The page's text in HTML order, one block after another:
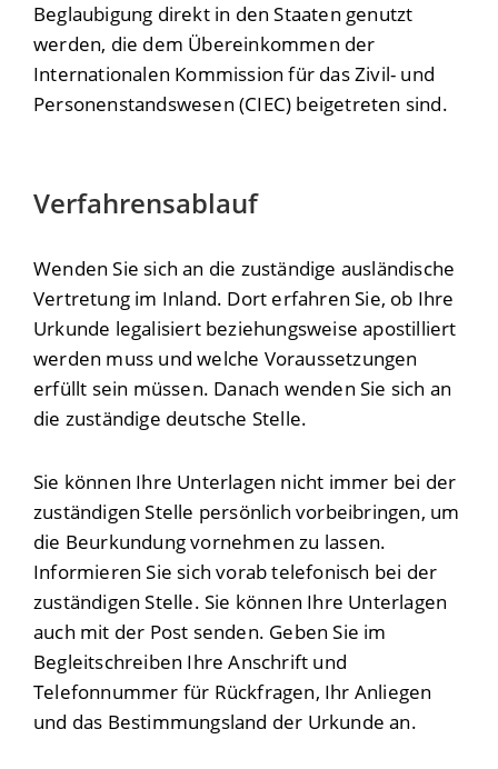
Beglaubigung direkt in den Staaten genutzt
werden, die dem Übereinkommen der
Internationalen Kommission für das Zivil- und
Personenstandswesen (CIEC) beigetreten sind.
Verfahrensablauf
Wenden Sie sich an die zuständige ausländische
Vertretung im Inland. Dort erfahren Sie, ob Ihre
Urkunde legalisiert beziehungsweise apostilliert
werden muss und welche Voraussetzungen
erfüllt sein müssen. Danach wenden Sie sich an
die zuständige deutsche Stelle.
Sie können Ihre Unterlagen nicht immer bei der
zuständigen Stelle persönlich vorbeibringen, um
die Beurkundung vornehmen zu lassen.
Informieren Sie sich vorab telefonisch bei der
zuständigen Stelle. Sie können Ihre Unterlagen
auch mit der Post senden. Geben Sie im
Begleitschreiben Ihre Anschrift und
Telefonnummer für Rückfragen, Ihr Anliegen
und das Bestimmungsland der Urkunde an.